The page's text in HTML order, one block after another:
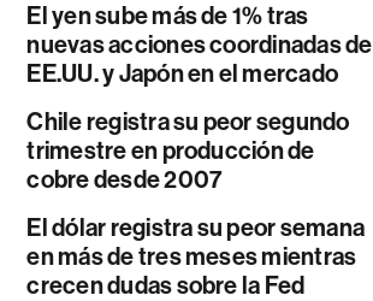
El yen sube más de 1% tras
nuevas acciones coordinadas de
EE.UU. y Japón en el mercado
Chile registra su peor segundo
trimestre en producción de
cobre desde 2007
El dólar registra su peor semana
en más de tres meses mientras
crecen dudas sobre la Fed